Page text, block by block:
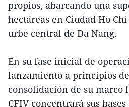
propios, abarcando una
hectáreas en Ciudad Ho
urbe central de Da Nang.
En su fase inicial de
lanzamiento a principios
consolidación de su marco
CFIV concentrará sus